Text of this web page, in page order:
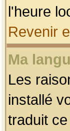
l'heure
Revenir
Ma
Les
installé
traduit